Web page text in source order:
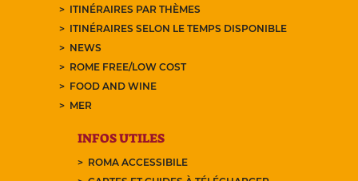
ITINÉRAIRES PAR THÈMES
ITINÉRAIRES SELON LE TEMPS DISPONIBLE
NEWS
ROME FREE/LOW COST
FOOD AND WINE
MER
INFOS UTILES
ROMA ACCESSIBILE